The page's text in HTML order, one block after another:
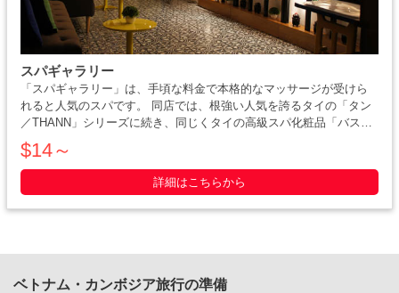
スパギャラリー
「スパギャラリー」は、手頃な料金で本格的なマッサージが受けら
れると人気のスパです。 同店では、根強い人気を誇るタイの「タン
／THANN」シリーズに続き、同じくタイの高級スパ化粧品「バス＆
ブルーム／BATH&BLOOM」の取り扱いを開始しました。「なめらか
な肌触りを実感でき、小鼻の黒ずみもきれいになる・・・・・
$14～
詳細はこちらから
ベトナム・カンボジア旅行の準備